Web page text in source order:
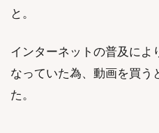
と。
インターネットの普及によ
なっていた為、動画を買う
た。